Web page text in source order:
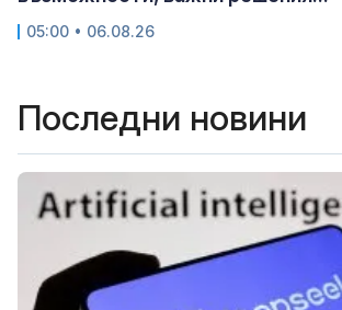
05:00 • 06.08.26
Последни новини